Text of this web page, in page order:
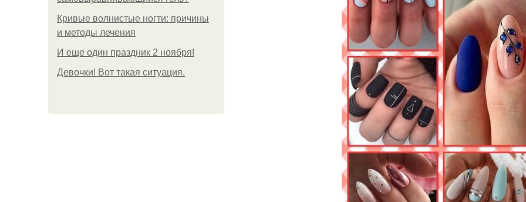
Кривые волнистые ногти: причины
и методы лечения
И еще один праздник 2 ноября!
Девочки! Вот такая ситуация.